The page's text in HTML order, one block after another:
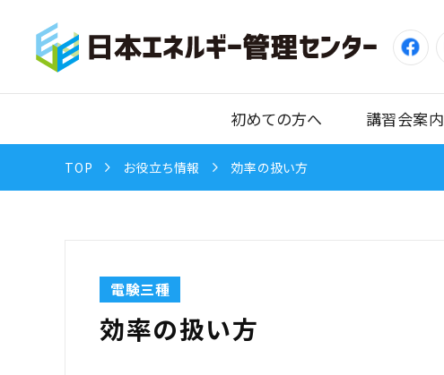
初めての方へ 講習会案内
TOP お役立ち情報 効率の扱い方
電験三種
効率の扱い方